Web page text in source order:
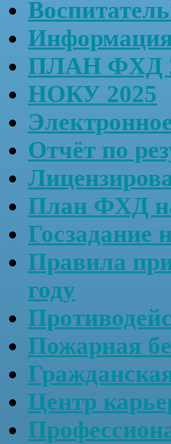
ПЛАН ФХД
НОКУ 2025
Отчёт по
План ФХД
Госзадание
Правила
году
Пожарная
Центр